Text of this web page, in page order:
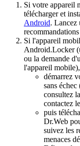
Si votre appareil
télécharger et
Android. Lancez
Si l'appareil
Android.Locker
ou la demande
l'appareil
démarrez
sans
consultez
contactez
puis
Dr.Web
suivez les
menaces